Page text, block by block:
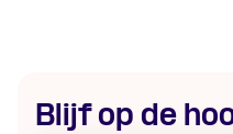
Blijf op de